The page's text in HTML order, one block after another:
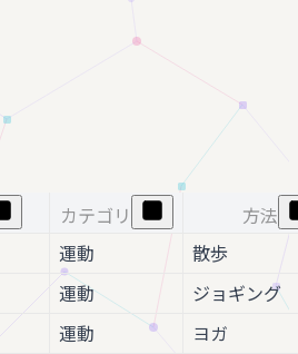
カテゴリ
方法
運動
散歩
運動
ジョギング
運動
ヨガ